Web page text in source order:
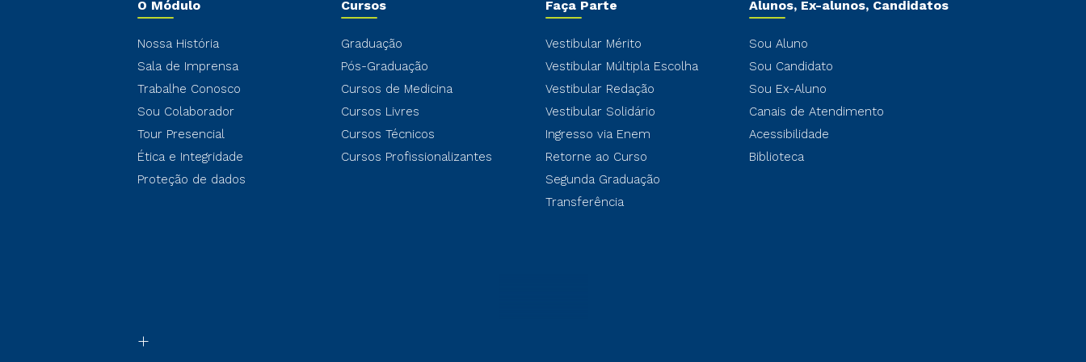
O Módulo
Nossa História
Sala de Imprensa
Trabalhe Conosco
Sou Colaborador
Tour Presencial
Ética e Integridade
Proteção de dados
Cursos
Graduação
Pós-Graduação
Cursos de Medicina
Cursos Livres
Cursos Técnicos
Cursos Profissionalizantes
Faça Parte
Vestibular Mérito
Vestibular Múltipla Escolha
Vestibular Redação
Vestibular Solidário
Ingresso via Enem
Retorne ao Curso
Segunda Graduação
Transferência
Alunos, Ex-alunos, Candidatos
Sou Aluno
Sou Candidato
Sou Ex-Aluno
Canais de Atendimento
Acessibilidade
Biblioteca